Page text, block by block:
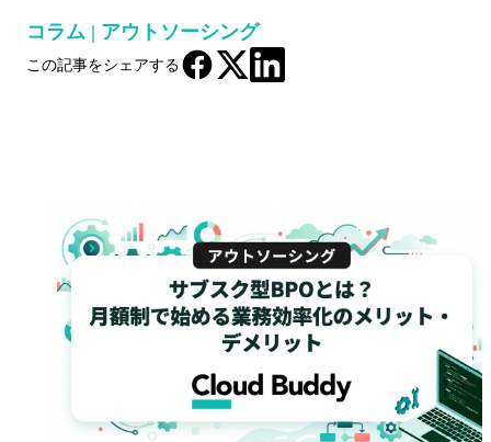
コラム | アウトソーシング
この記事をシェアする